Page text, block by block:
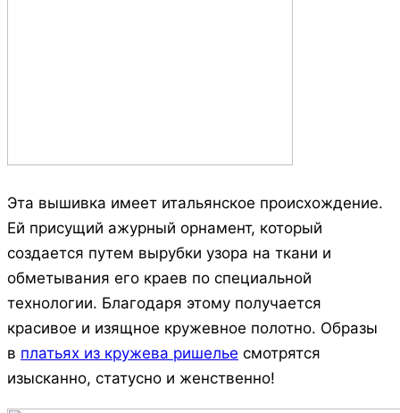
Эта вышивка имеет итальянское происхождение.
Ей присущий ажурный орнамент, который
создается путем вырубки узора на ткани и
обметывания его краев по специальной
технологии. Благодаря этому получается
красивое и изящное кружевное полотно. Образы
в платьях из кружева ришелье смотрятся
изысканно, статусно и женственно!